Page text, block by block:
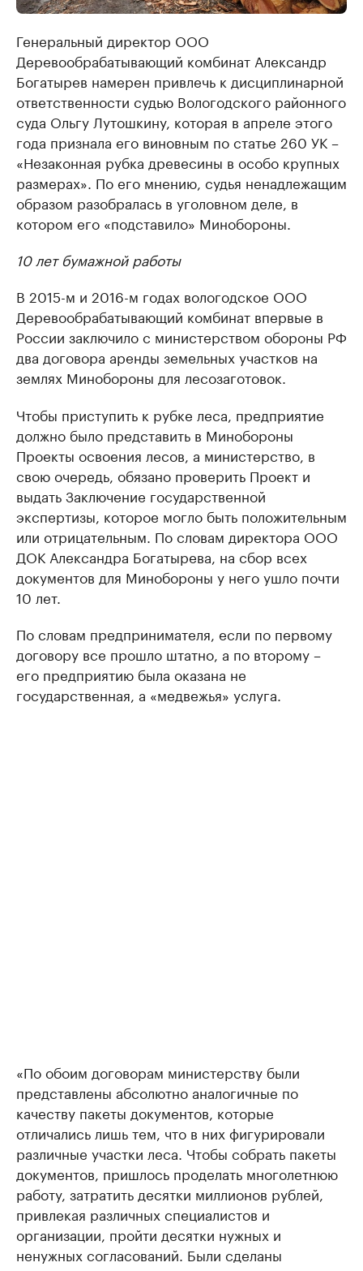
Генеральный директор ООО
Деревообрабатывающий комбинат Александр
Богатырев намерен привлечь к дисциплинарной
ответственности судью Вологодского районного
суда Ольгу Лутошкину, которая в апреле этого
года признала его виновным по статье 260 УК –
«Незаконная рубка древесины в особо крупных
размерах». По его мнению, судья ненадлежащим
образом разобралась в уголовном деле, в
котором его «подставило» Минобороны.
10 лет бумажной работы
В 2015-м и 2016-м годах вологодское ООО
Деревообрабатывающий комбинат впервые в
России заключило с министерством обороны РФ
два договора аренды земельных участков на
землях Минобороны для лесозаготовок.
Чтобы приступить к рубке леса, предприятие
должно было представить в Минобороны
Проекты освоения лесов, а министерство, в
свою очередь, обязано проверить Проект и
выдать Заключение государственной
экспертизы, которое могло быть положительным
или отрицательным. По словам директора ООО
ДОК Александра Богатырева, на сбор всех
документов для Минобороны у него ушло почти
10 лет.
По словам предпринимателя, если по первому
договору все прошло штатно, а по второму –
его предприятию была оказана не
государственная, а «медвежья» услуга.
«По обоим договорам министерству были
представлены абсолютно аналогичные по
качеству пакеты документов, которые
отличались лишь тем, что в них фигурировали
различные участки леса. Чтобы собрать пакеты
документов, пришлось проделать многолетнюю
работу, затратить десятки миллионов рублей,
привлекая различных специалистов и
организации, пройти десятки нужных и
ненужных согласований. Были сделаны